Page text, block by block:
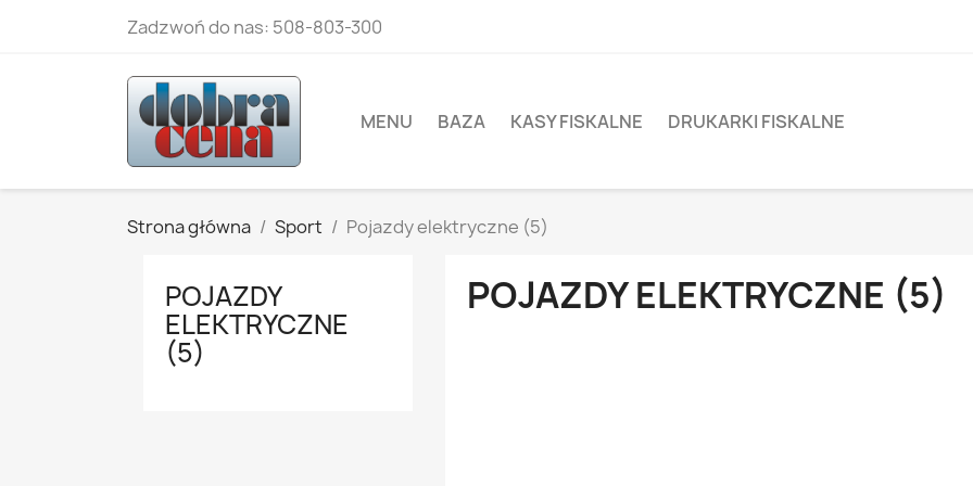
Zadzwoń do nas: 508-803-300
MENU BAZA KASY FISKALNE DRUKARKI FISKALNE
Strona główna Sport Pojazdy elektryczne (5)
POJAZDY
ELEKTRYCZNE
(5)
POJAZDY ELEKTRYCZNE (5)